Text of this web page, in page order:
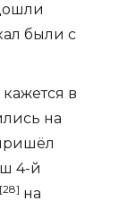
были с
в
на
4-й
[28] на